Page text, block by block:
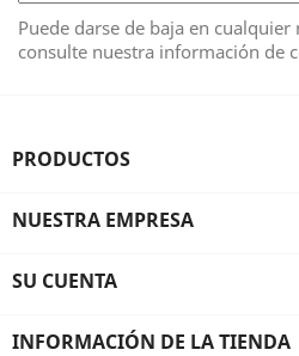
Puede darse de baja en
consulte nuestra información de
PRODUCTOS
NUESTRA EMPRESA
SU CUENTA
INFORMACIÓN DE LA TIENDA